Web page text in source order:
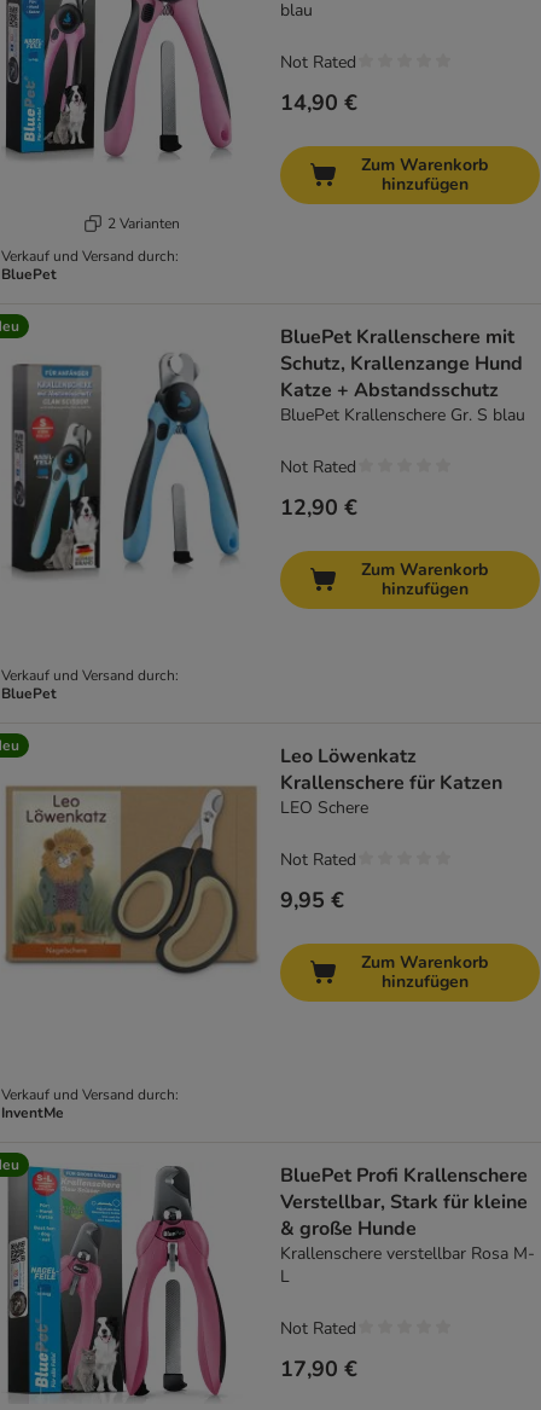
2 Varianten
Verkauf und Versand durch:
BluePet
blau
14,90 €
Not Rated
Zum Warenkorb
hinzufügen
Verkauf und Versand durch:
BluePet
BluePet Krallenschere mit
Schutz, Krallenzange Hund
Katze + Abstandsschutz
BluePet Krallenschere Gr. S blau
12,90 €
Not Rated
Zum Warenkorb
hinzufügen
Verkauf und Versand durch:
InventMe
Leo Löwenkatz
Krallenschere für Katzen
LEO Schere
9,95 €
Not Rated
Zum Warenkorb
hinzufügen
BluePet Profi Krallenschere
Verstellbar, Stark für kleine
& große Hunde
Krallenschere verstellbar Rosa M-
L
17,90 €
Not Rated